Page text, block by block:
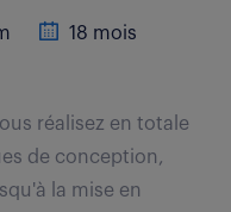
18 mois
réalisez en totale
de conception,
la mise en